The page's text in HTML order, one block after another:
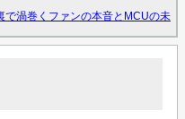
で渦巻くファンの本音とMCUの未